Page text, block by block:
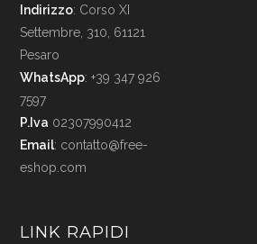
Indirizzo: Corso XI
Settembre, 310, 61121
Pesaro
WhatsApp: +39 347 926
7597
P.Iva 02307990412
Email: contatto@free-
eshop.com
LINK RAPIDI